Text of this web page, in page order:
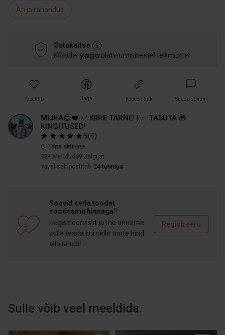
Äri ja rahandus
Ostukaitse
Kõikidel
platvormisisestel tellimustel
Meeldib Jaga Kopeeri link Saada sõnum
MIJKA😊❤️ ✅ KIIRE TARNE! | ✅ TASUTA 🎁
KINGITUSED!
5(9)
Täna aktiivne
70+ Müüdud 39 Jälgijat
Tavaliselt postitab 24 tunniga
Soovid seda toodet
soodsama hinnaga?
Registreeru siit ja me anname
sulle teada kui selle toote hind
alla läheb!
Registreeru
Sulle võib veel meeldida: